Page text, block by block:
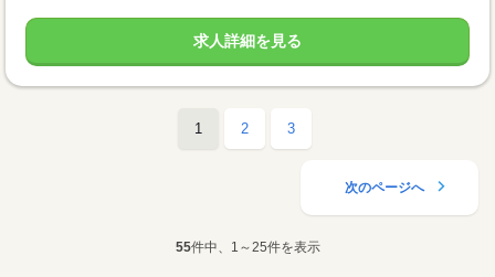
求人詳細を見る
1 2 3
次のページへ
55件中、1～25件を表示